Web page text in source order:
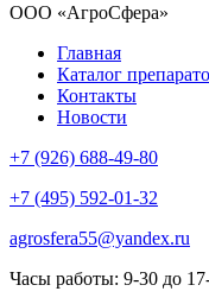
ООО «АгроСфера»
Главная
Каталог
Контакты
Новости
+7 (926) 688-49-80
+7 (495) 592-01-32
agrosfera55@yandex.ru
Часы работы: 9-30 до